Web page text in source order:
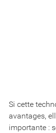
Si cette
avantages,
importante :